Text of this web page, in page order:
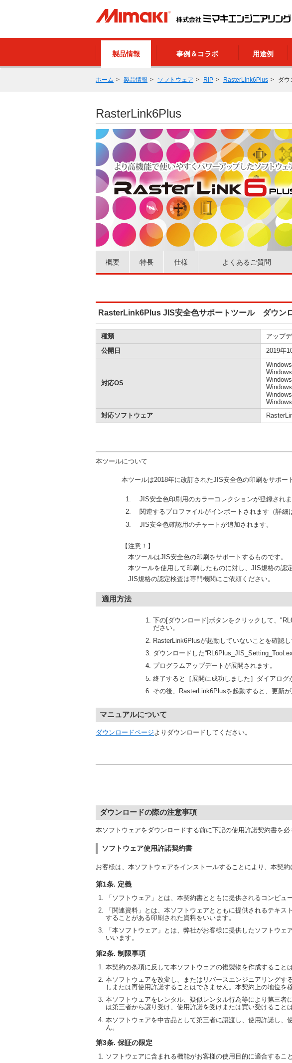
製品情報 事例＆コラボ 用途例
ホーム 製品情報 ソフトウェア RIP RasterLink6Plus ダウ
RasterLink6Plus
概要 特長 仕様 よくあるご質問
RasterLink6Plus JIS安全色サポートツール ダウン
種類
アップ
公開日
2019年
対応OS
対応ソフトウェア
本ツールについて
本ツールは2018年に改訂されたJIS安全色の印刷をサポート
JIS安全色印刷用のカラーコレクションが登録されま
関連するプロファイルがインポートされます（詳細
JIS安全色確認用のチャートが追加されます。
【注意！】
本ツールはJIS安全色の印刷をサポートするものです。
本ツールを使用して印刷したものに対し、JIS規格の認定を
JIS規格の認定検査は専門機関にご依頼ください。
適用方法
下の[ダウンロード]ボタンをクリックして、
ださい。
RasterLink6Plusが起動していないことを確認し
ダウンロードした
プログラムアップデートが展開されます。
終了すると［展開に成功しました］ダイアログ
その後、RasterLink6Plusを起動すると、更新が
マニュアルについて
ダウンロードページ よりダウンロードしてください。
ダウンロードの際の注意事項
本ソフトウェアをダウンロードする前に下記の使用許諾契約書を必
ソフトウェア使用許諾契約書
お客様は、本ソフトウェアをインストールすることにより、本契
第1条. 定義
「ソフトウェア」とは、本契約書とともに提供されるコンピュ
「関連資料」とは、本ソフトウェアとともに提供されるテキ
することがある印刷された資料をいいます。
「本ソフトウェア」とは、弊社がお客様に提供したソフトウ
いいます。
第2条. 制限事項
本契約の条項に反して本ソフトウェアの複製物を作成すること
本ソフトウェアを改変し、またはリバースエンジニアリングす
しまたは再使用許諾することはできません。本契約上の地位を
本ソフトウェアをレンタル、疑似レンタル行為等により第三者
は第三者から譲り受け、使用許諾を受けまたは買い受けること
本ソフトウェアを中古品として第三者に譲渡し、使用許諾し、
ん。
第3条. 保証の限定
ソフトウェアに含まれる機能がお客様の使用目的に適合するこ